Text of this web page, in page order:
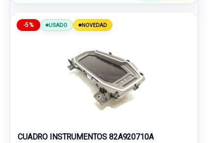
-5% USADO NOVEDAD
CUADRO INSTRUMENTOS 82A920710A